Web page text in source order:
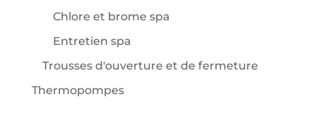
Chlore et brome spa
Entretien spa
Trousses d'ouverture et de fermeture
Thermopompes